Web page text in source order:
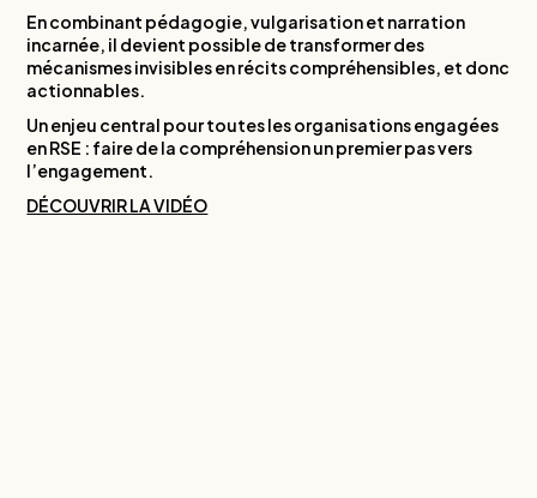
En combinant pédagogie, vulgarisation et narration
incarnée, il devient possible de transformer des
mécanismes invisibles en récits compréhensibles, et donc
actionnables.
Un enjeu central pour toutes les organisations engagées
en RSE : faire de la compréhension un premier pas vers
l’engagement.
DÉCOUVRIR LA VIDÉO